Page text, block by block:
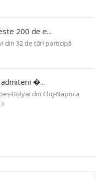
200 de e...
din 32 de țări participă
�...
Bolyai din Cluj-Napoca